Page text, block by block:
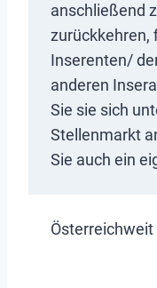
anschließend
zurückkehren,
Inserenten/
anderen
Sie sie sich
Stellenmarkt
Sie auch ein
Österreichweit